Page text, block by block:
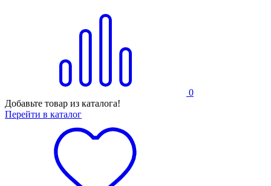
0
Добавьте товар из каталога!
Перейти в каталог